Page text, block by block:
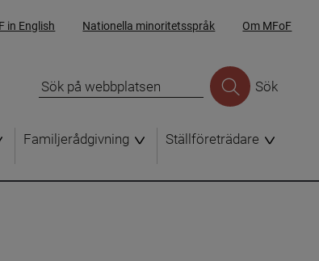
in English Nationella minoritetsspråk Om MFoF
Sök
Familjerådgivning Ställföreträdare